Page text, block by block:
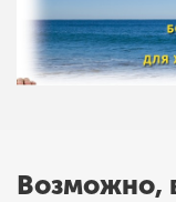
Возможно,